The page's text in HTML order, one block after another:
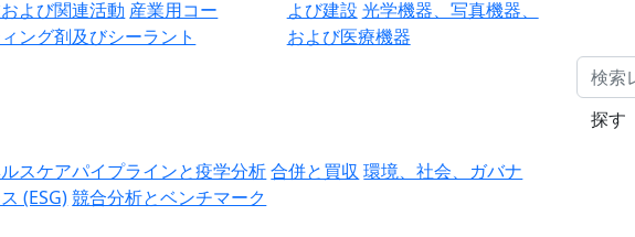
よび関連活動 産業用コー
ング剤及びシーラント
よび建設 光学機器、写真機器、
および医療機器
スケアパイプラインと疫学分析合併と買収 環境、社会、ガバナ
(ESG)競合分析とベンチマーク
探す